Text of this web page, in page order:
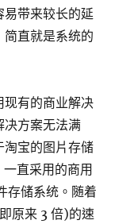
易带来较长的延
直就是系统的
现有的商业解决
决方案无法满
淘宝的图片存储
直采用的商用
存储系统。随着
原来 3 倍)的速